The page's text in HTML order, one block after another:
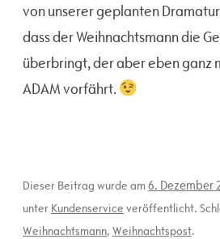
von unserer geplanten
dass der Weihnachtsmann die
überbringt, der aber eben ganz
ADAM vorfährt.
Dieser Beitrag wurde am6. Dezember
unter Kundenservice veröffentlicht.
Weihnachtsmann, Weihnachtspost.